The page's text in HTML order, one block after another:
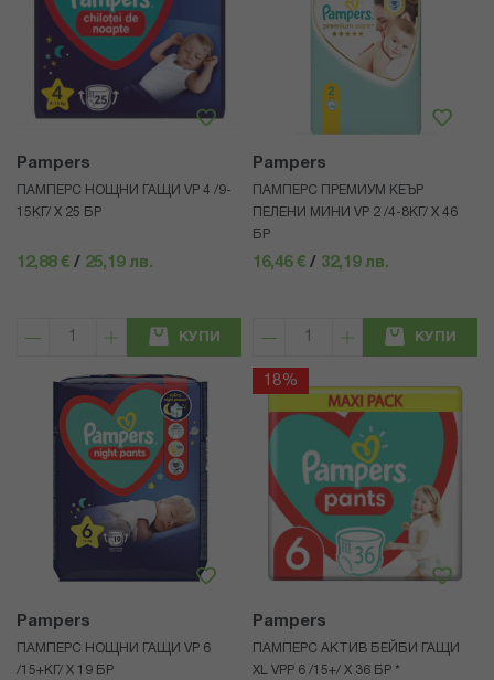
Pampers
ПАМПЕРС НОЩНИ ГАЩИ VP 4 /9-
15КГ/ Х 25 БР
12,88 € / 25,19 лв.
КУПИ
Pampers
ПАМПЕРС ПРЕМИУМ КЕЪР
ПЕЛЕНИ МИНИ VP 2 /4-8КГ/ Х 46
БР
16,46 € / 32,19 лв.
КУПИ
Pampers
ПАМПЕРС НОЩНИ ГАЩИ VP 6
/15+КГ/ Х 19 БР
18%
Pampers
ПАМПЕРС АКТИВ БЕЙБИ ГАЩИ
XL VPP 6 /15+/ Х 36 БР *